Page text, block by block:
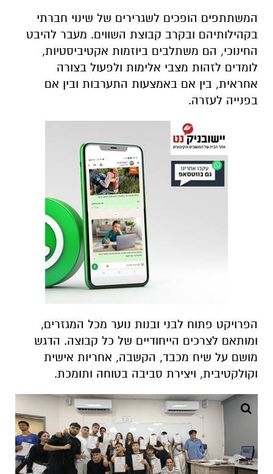
המשתתפים הופכים לשגרירים של שינוי חברתי
בקהילותיהם ובקרב קבוצת השווים. מעבר להיבט
החינוכי, הם משתלבים ביוזמות אקטיביסטיות,
לומדים לזהות מצבי אלימות ולפעול בצורה
אחראית, בין אם באמצעות התערבות ובין אם
בפנייה לעזרה.
הפרויקט פתוח לבני ובנות נוער מכל המגזרים,
ומותאם לצרכים הייחודיים של כל קבוצה. הדגש
מושם על שיח מכבד, הקשבה, אחריות אישית
וקולקטיבית, ויצירת סביבה בטוחה ותומכת.